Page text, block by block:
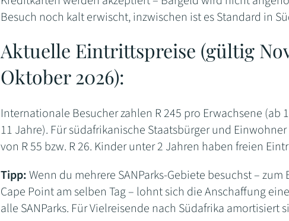
Besuch noch kalt erwischt, inzwischen ist es Standard in
Aktuelle Eintrittspreise (gültig
Oktober 2026):
Internationale Besucher zahlen R 245 pro Erwachsene (ab
11 Jahre). Für südafrikanische Staatsbürger und
von R 55 bzw. R 26. Kinder unter 2 Jahren haben freien
Tipp:Wenn du mehrere SANParks-Gebiete besuchst –
Cape Point am selben Tag – lohnt sich die Anschaffung
alle SANParks. Für Vielreisende nach Südafrika amortisiert